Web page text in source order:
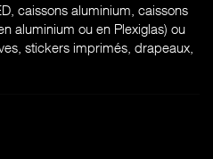
caissons aluminium, caissons
aluminium ou en Plexiglas) ou
stickers imprimés, drapeaux,